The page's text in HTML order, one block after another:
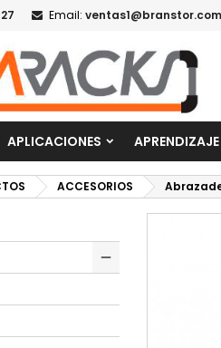
Email: ventas1@branstor.com
APLICACIONES APRENDIZAJE
ACCESORIOS